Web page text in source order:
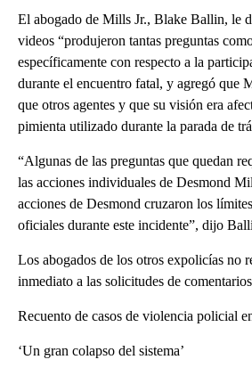
El abogado de Mills Jr., Blake Ballin, le
videos “produjeron tantas preguntas
específicamente con respecto a la
durante el encuentro fatal, y agregó que
que otros agentes y que su visión era
pimienta utilizado durante la parada de
“Algunas de las preguntas que quedan
las acciones individuales de Desmond
acciones de Desmond cruzaron los
oficiales durante este incidente”, dijo
Los abogados de los otros expolicías no
inmediato a las solicitudes de
Recuento de casos de violencia policial
‘Un gran colapso del sistema’